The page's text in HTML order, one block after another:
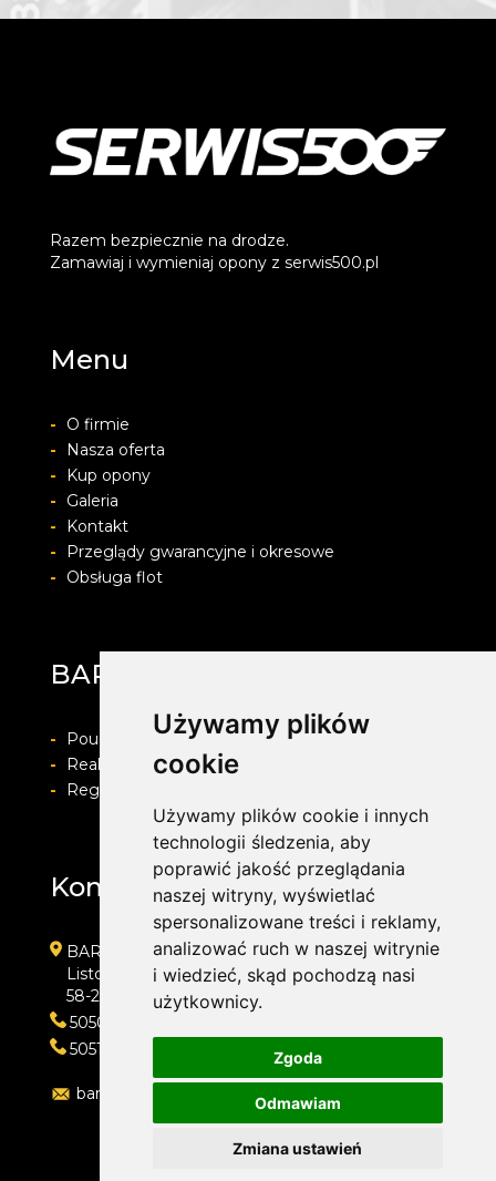
Używamy plików
cookie
Używamy plików cookie i innych
technologii śledzenia, aby
poprawić jakość przeglądania
naszej witryny, wyświetlać
spersonalizowane treści i reklamy,
analizować ruch w naszej witrynie
i wiedzieć, skąd pochodzą nasi
użytkownicy.
Zgoda
Odmawiam
Zmiana ustawień
Razem bezpiecznie na drodze.
Zamawiaj i wymieniaj opony z serwis500.pl
Menu
-
O firmie
-
Nasza oferta
-
Kup opony
-
Galeria
-
Kontakt
-
Przeglądy gwarancyjne i okresowe
-
Obsługa flot
BARWACZ GROUP
-
Pouczenie o prawie do odstapienia od umowy
-
Realizacja zamówienia i formy płatności
-
Regulamin i Polityka prywatności
Kontakt
BARWACZ GROUP
Listopada 7
58-200 Dzierżoniów
505016318
505143159
barwacz.group@gmail.com